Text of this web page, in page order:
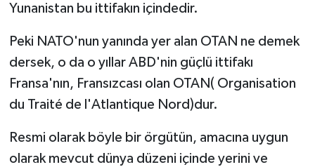
Yunanistan bu ittifakın içindedir.
Peki NATO'nun yanında yer alan OTAN ne demek
dersek, o da o yıllar ABD'nin güçlü ittifakı
Fransa'nın, Fransızcası olan OTAN( Organisation
du Traité de l'Atlantique Nord)dur.
Resmi olarak böyle bir örgütün, amacına uygun
olarak mevcut dünya düzeni içinde yerini ve